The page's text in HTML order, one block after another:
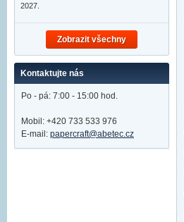
2027.
Zobrazit všechny
Kontaktujte nás
Po - pá: 7:00 - 15:00 hod.
Mobil: +420 733 533 976
E-mail: papercraft@abetec.cz